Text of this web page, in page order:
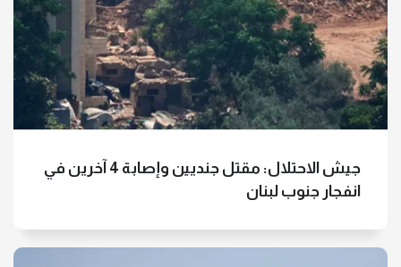
جيش الاحتلال: مقتل جنديين وإصابة 4 آخرين في
انفجار جنوب لبنان